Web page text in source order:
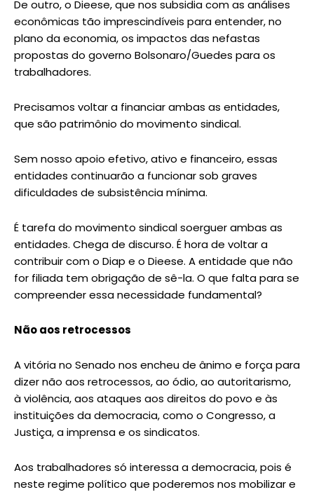
De outro, o Dieese, que nos subsidia com as análises
econômicas tão imprescindíveis para entender, no
plano da economia, os impactos das nefastas
propostas do governo Bolsonaro/Guedes para os
trabalhadores.
Precisamos voltar a financiar ambas as entidades,
que são patrimônio do movimento sindical.
Sem nosso apoio efetivo, ativo e financeiro, essas
entidades continuarão a funcionar sob graves
dificuldades de subsistência mínima.
É tarefa do movimento sindical soerguer ambas as
entidades. Chega de discurso. É hora de voltar a
contribuir com o Diap e o Dieese. A entidade que não
for filiada tem obrigação de sê-la. O que falta para se
compreender essa necessidade fundamental?
Não aos retrocessos
A vitória no Senado nos encheu de ânimo e força para
dizer não aos retrocessos, ao ódio, ao autoritarismo,
à violência, aos ataques aos direitos do povo e às
instituições da democracia, como o Congresso, a
Justiça, a imprensa e os sindicatos.
Aos trabalhadores só interessa a democracia, pois é
neste regime político que poderemos nos mobilizar e